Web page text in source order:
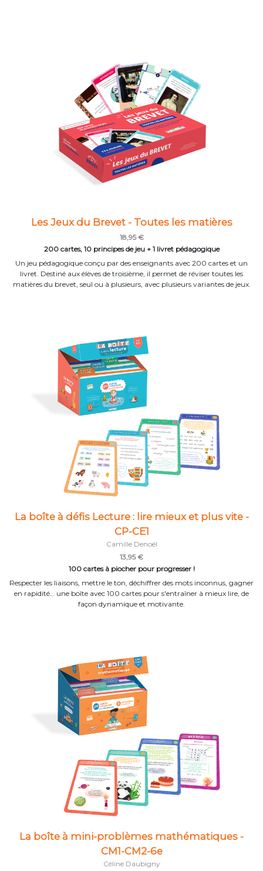
Les Jeux du Brevet - Toutes les matières
18,95 €
200 cartes, 10 principes de jeu + 1 livret pédagogique
Un jeu pédagogique conçu par des enseignants avec 200 cartes et un
livret. Destiné aux élèves de troisième, il permet de réviser toutes les
matières du brevet, seul ou à plusieurs, avec plusieurs variantes de jeux.
La boîte à défis Lecture : lire mieux et plus vite -
CP-CE1
Camille Denoël
13,95 €
100 cartes à piocher pour progresser !
Respecter les liaisons, mettre le ton, déchiffrer des mots inconnus, gagner
en rapidité… une boîte avec 100 cartes pour s'entraîner à mieux lire, de
façon dynamique et motivante.
La boîte à mini-problèmes mathématiques -
CM1-CM2-6e
Céline Daubigny